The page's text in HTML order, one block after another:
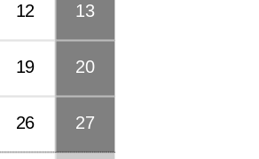
12 13
19 20
26 27